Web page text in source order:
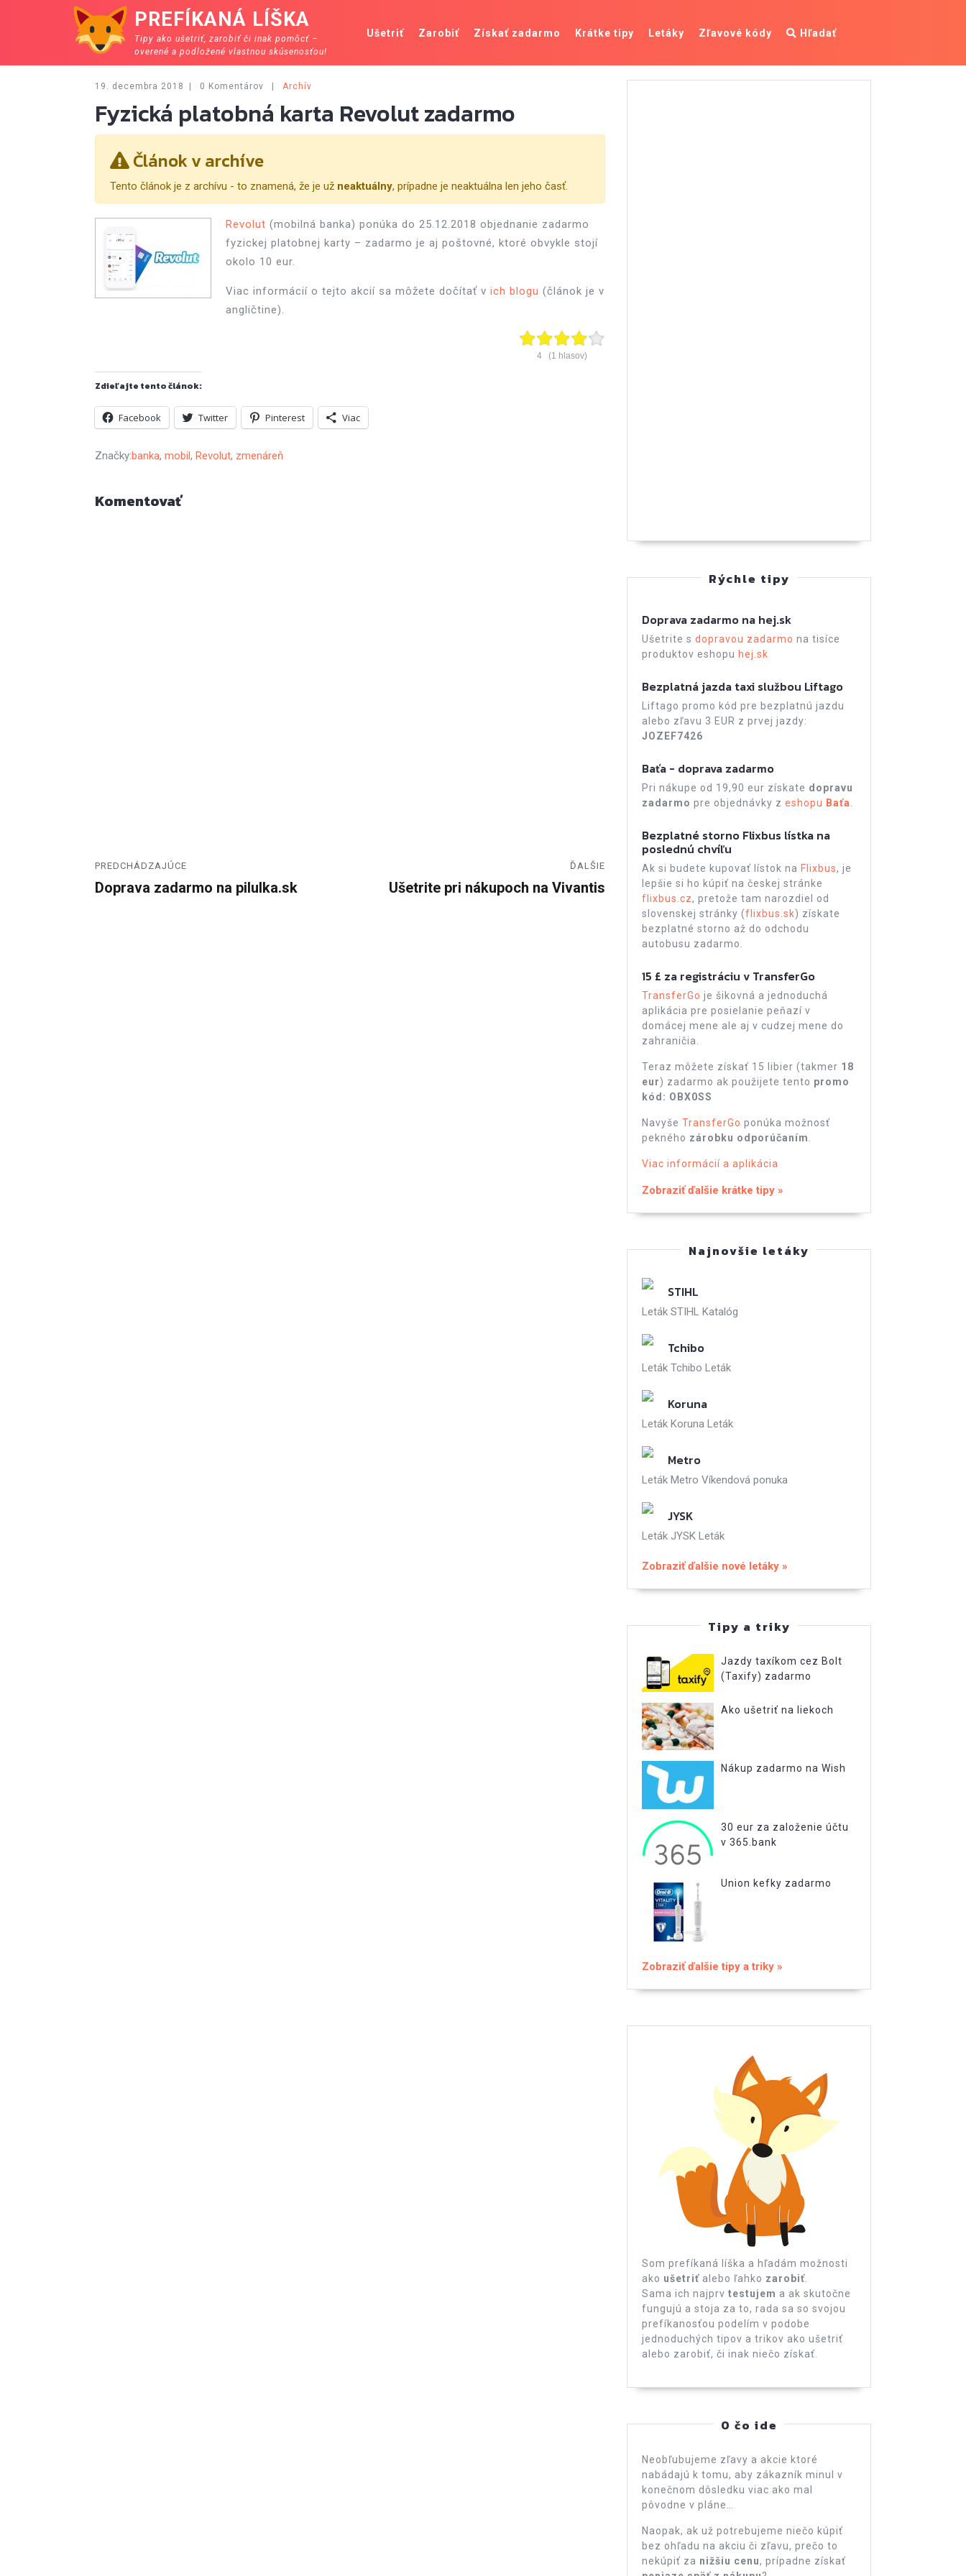
PREFÍKANÁ LÍŠKA
Tipy ako ušetriť, zarobiť či inak pomôcť –
overené a podložené vlastnou skúsenosťou!
Ušetriť Zarobiť Získať zadarmo Krátke tipy Letáky Zľavové kódy Hľadať
19. decembra 2018 0 Komentárov Archív
Fyzická platobná karta Revolut zadarmo
Článok v archíve
Tento článok je z archívu - to znamená, že je už neaktuálny, prípadne je neaktuálna len jeho časť.
Revolut (mobilná banka) ponúka do 25.12.2018 objednanie zadarmo
fyzickej platobnej karty – zadarmo je aj poštovné, ktoré obvykle stojí
okolo 10 eur.
Viac informácií o tejto akcií sa môžete dočítať v ich blogu (článok je v
angličtine).
4 (1 hlasov)
Zdieľajte tento článok:
Facebook Twitter Pinterest Viac
Značky:banka, mobil, Revolut, zmenáreň
Komentovať
PREDCHÁDZAJÚCE
Doprava zadarmo na pilulka.sk
ĎALŠIE
Ušetrite pri nákupoch na Vivantis
Rýchle tipy
Doprava zadarmo na hej.sk
Ušetrite s dopravou zadarmo na tisíce
produktov eshopu hej.sk
Bezplatná jazda taxi službou Liftago
Liftago promo kód pre bezplatnú jazdu
alebo zľavu 3 EUR z prvej jazdy:
JOZEF7426
Baťa - doprava zadarmo
Pri nákupe od 19,90 eur získate dopravu
zadarmo pre objednávky z eshopu Baťa
Bezplatné storno Flixbus lístka na
poslednú chvíľu
Ak si budete kupovať lístok na Flixbus, je
lepšie si ho kúpiť na českej stránke
flixbus.cz, pretože tam narozdiel od
slovenskej stránky (flixbus.sk) získate
bezplatné storno až do odchodu
autobusu zadarmo.
15 £ za registráciu v TransferGo
TransferGo je šikovná a jednoduchá
aplikácia pre posielanie peňazí v
domácej mene ale aj v cudzej mene do
zahraničia.
Teraz môžete získať 15 libier (takmer 18
eur) zadarmo ak použijete tento promo
kód: OBX0SS
Navyše TransferGo ponúka možnosť
pekného zárobku odporúčaním
Viac informácií a aplikácia
Zobraziť ďalšie krátke tipy »
Najnovšie letáky
STIHL
Leták STIHL Katalóg
Tchibo
Leták Tchibo Leták
Koruna
Leták Koruna Leták
Metro
Leták Metro Víkendová ponuka
JYSK
Leták JYSK Leták
Zobraziť ďalšie nové letáky »
Tipy a triky
Jazdy taxíkom cez Bolt
(Taxify) zadarmo
Ako ušetriť na liekoch
Nákup zadarmo na Wish
30 eur za založenie účtu
v 365.bank
Union kefky zadarmo
Zobraziť ďalšie tipy a triky »
Som prefíkaná líška a hľadám možnosti
ako ušetriť alebo ľahko zarobiť.
Sama ich najprv testujem a ak skutočne
fungujú a stoja za to, rada sa so svojou
prefíkanosťou podelím v podobe
jednoduchých tipov a trikov ako ušetriť
alebo zarobiť, či inak niečo získať.
O čo ide
Neobľubujeme zľavy a akcie ktoré
nabádajú k tomu, aby zákazník minul v
konečnom dôsledku viac ako mal
pôvodne v pláne…
Naopak, ak už potrebujeme niečo kúpiť
bez ohľadu na akciu či zľavu, prečo to
nekúpiť za nižšiu cenu, prípadne získať